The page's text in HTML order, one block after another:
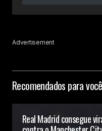
Advertisement
Recomendados para você
Real Madrid consegue